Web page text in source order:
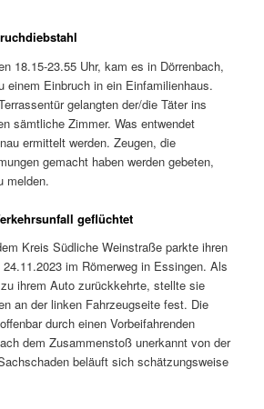
18.15-23.55 Uhr, kam es in Dörrenbach,
einem Einbruch in ein Einfamilienhaus.
gelangten der/die Täter ins
sämtliche Zimmer. Was entwendet
ermittelt werden. Zeugen, die
gemacht haben werden gebeten,
melden.
geflüchtet
Kreis Südliche Weinstraße parkte ihren
im Römerweg in Essingen. Als
ihrem Auto zurückkehrte, stellte sie
an der linken Fahrzeugseite fest. Die
durch einen Vorbeifahrenden
dem Zusammenstoß unerkannt von der
beläuft sich schätzungsweise